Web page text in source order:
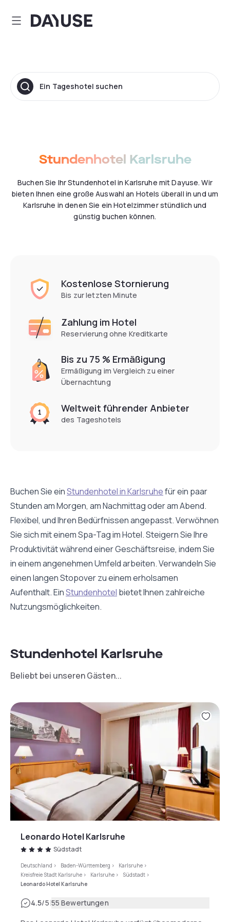
Dayuse
Ein Tageshotel suchen
Stundenhotel Karlsruhe
Buchen Sie Ihr Stundenhotel in Karlsruhe mit Dayuse. Wir
bieten Ihnen eine große Auswahl an Hotels überall in und um
Karlsruhe in denen Sie ein Hotelzimmer stündlich und
günstig buchen können.
Kostenlose Stornierung
Bis zur letzten Minute
Zahlung im Hotel
Reservierung ohne Kreditkarte
Bis zu 75 % Ermäßigung
Ermäßigung im Vergleich zu einer
Übernachtung
Weltweit führender Anbieter
des Tageshotels
Buchen Sie einStundenhotel in Karlsruhefür ein paar
Stunden am Morgen, am Nachmittag oder am Abend.
Flexibel, und Ihren Bedürfnissen angepasst. Verwöhnen
Sie sich mit einem Spa-Tag im Hotel. Steigern Sie Ihre
Produktivität während einer Geschäftsreise, indem Sie
in einem angenehmen Umfeld arbeiten. Verwandeln Sie
einen langen Stopover zu einem erholsamen
Aufenthalt. EinStundenhotel bietet Ihnen zahlreiche
Nutzungsmöglichkeiten.
Stundenhotel Karlsruhe
Beliebt bei unseren Gästen...
Leonardo Hotel Karlsruhe
Südstadt
Deutschland > Baden-Württemberg > Karlsruhe >
Kreisfreie Stadt Karlsruhe > Karlsruhe > Südstadt >
Leonardo Hotel Karlsruhe
4.5/5|55 Bewertungen